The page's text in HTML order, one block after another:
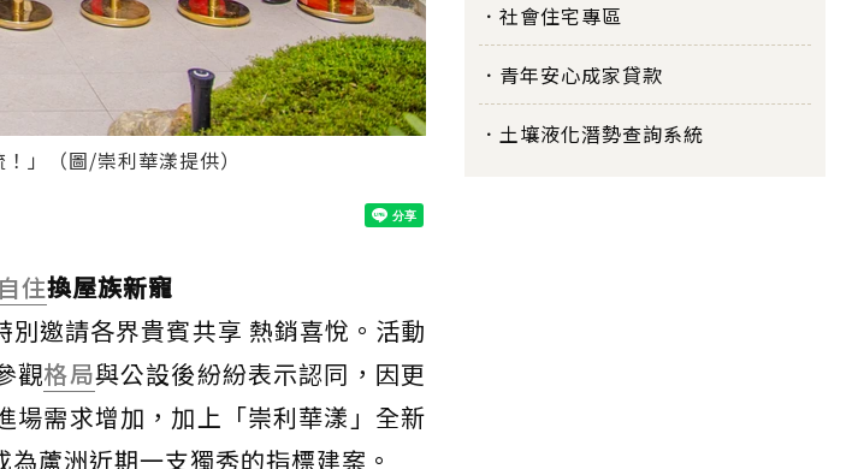
」（圖/崇利華漾提供）
自住換屋族新寵
邀請各界貴賓共享 熱銷喜悅。活動
觀格局與公設後紛紛表示認同，因更
場需求增加，加上「崇利華漾」全新
為蘆洲近期一支獨秀的指標建案。
社會住宅專區
青年安心成家貸款
土壤液化潛勢查詢系統